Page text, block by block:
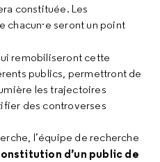
constituée. Les
chacun·e seront un point
remobiliseront cette
publics, permettront de
les trajectoires
des controverses
l’équipe de recherche
d’un public de